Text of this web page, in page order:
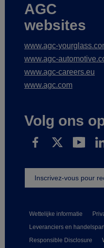
AGC
websites
www.agc-
www.agc-
www.agc-careers.eu
www.agc.com
Volg ons
Wettelijke informatie
Leveranciers en
Responsible Disclosure
Inscrivez-vous pour